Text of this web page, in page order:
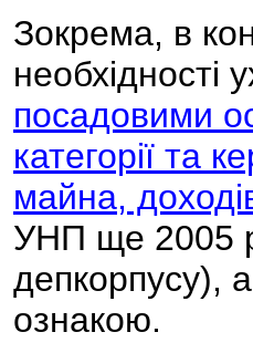
Зокрема, в
необхідності
посадовими
категорії та
майна,
УНП ще 2005
депкорпусу),
ознакою.